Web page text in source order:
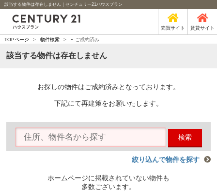
該当する物件は存在しません｜センチュリー21ハウスプラン
売買サイト 賃貸サイト
TOPページ > 物件検索 > - ご成約済み
該当する物件は存在しません
お探しの物件はご成約済みとなっております。
下記にて再建策をお願いたします。
検索
絞り込んで物件を探す
ホームページに掲載されていない物件も
多数ございます。